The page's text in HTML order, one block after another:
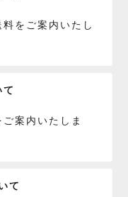
をご案内いたし
案内いたしま
て